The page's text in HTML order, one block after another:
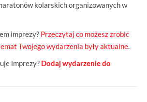
kolarskich organizowanych w
imprezy? Przeczytaj co możesz zrobić
Twojego wydarzenia były aktualne.
imprezy? Dodaj wydarzenie do